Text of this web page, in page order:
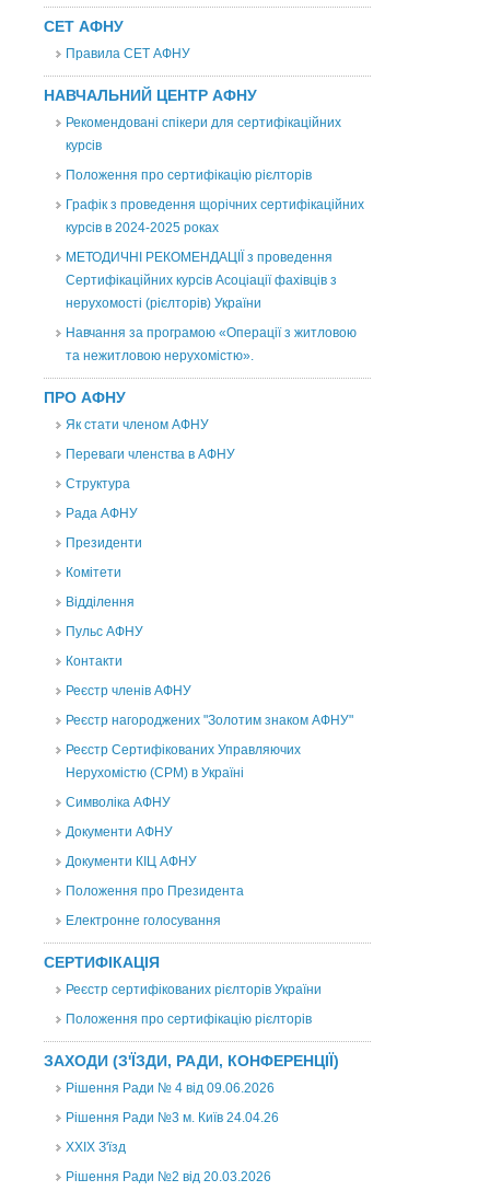
СЕТ АФНУ
Правила СЕТ АФНУ
НАВЧАЛЬНИЙ ЦЕНТР АФНУ
Рекомендовані спікери для сертифікаційних
курсів
Положення про сертифікацію рієлторів
Графік з проведення щорічних сертифікаційних
курсів в 2024-2025 роках
МЕТОДИЧНІ РЕКОМЕНДАЦІЇ з проведення
Сертифікаційних курсів Асоціації фахівців з
нерухомості (рієлторів) України
Навчання за програмою «Операції з житловою
та нежитловою нерухомістю».
ПРО АФНУ
Як стати членом АФНУ
Переваги членства в АФНУ
Структура
Рада АФНУ
Президенти
Комітети
Відділення
Пульс АФНУ
Контакти
Реєстр членів АФНУ
Реєстр нагороджених "Золотим знаком АФНУ"
Реєстр Сертифікованих Управляючих
Нерухомістю (CPM) в Україні
Символіка АФНУ
Документи АФНУ
Документи КІЦ АФНУ
Положення про Президента
Електронне голосування
СЕРТИФІКАЦІЯ
Реєстр сертифікованих рієлторів України
Положення про сертифікацію рієлторів
ЗАХОДИ (З'ЇЗДИ, РАДИ, КОНФЕРЕНЦІЇ)
Рішення Ради № 4 від 09.06.2026
Рішення Ради №3 м. Київ 24.04.26
XXІХ З'їзд
Рішення Ради №2 від 20.03.2026